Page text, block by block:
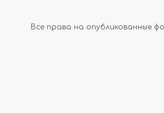
Все права на опубликованные